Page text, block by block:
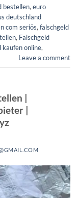
bestellen,euro
deutschland
com seriös​,falschgeld
, Falschgeld
kaufen online​,
Leave a comment
|
|